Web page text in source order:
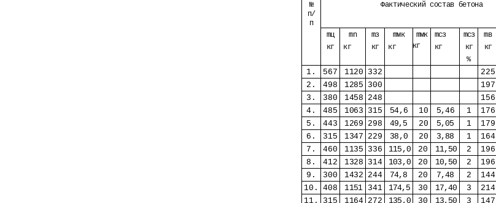
№
п/
п
Фактический состав бетона
mц
кг
mn
кг
mз
кг
mмк
кг
mмк
кг
mсз
кг
mсз
кг
%
mв
кг
1. 567 1120 332 225
2.
498 1285 300 197
3.
380 1458 248 156
4.
485 1063 315 54,6 10 5,46 1 176
5.
443 1269 298 49,5 20 5,05 1 179
6.
315 1347 229 38,0 20 3,88 1 164
7.
460 1135 336 115,0 20 11,50 2 196
8.
412 1328 314 103,0 20 10,50 2 196
9.
300 1432 244 74,8 20 7,48 2 144
10.
408 1151 341 174,5 30 17,40 3 214
11.
315 1164 272 135,0 30 13,50 3 147